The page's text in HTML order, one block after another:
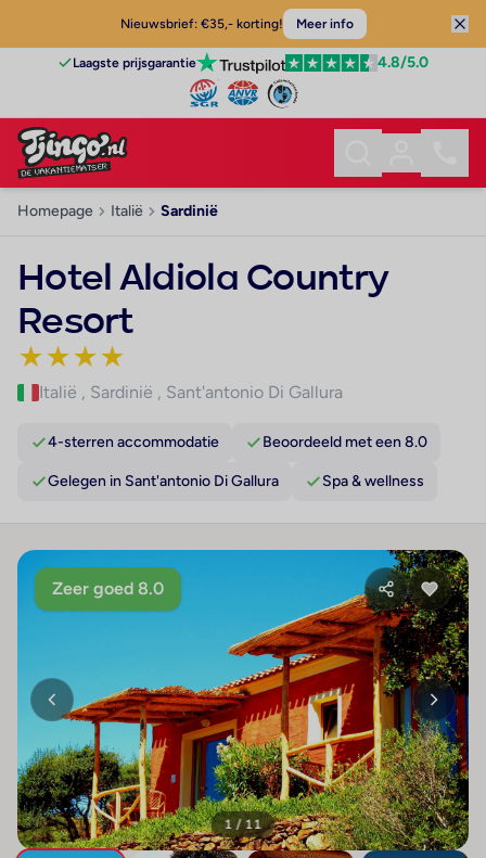
Nieuwsbrief: €35,- korting! Meer info
Laagste prijsgarantie 4.8/5.0
Homepage Italië Sardinië
Hotel Aldiola Country
Resort
★★★★
Italië , Sardinië , Sant'antonio Di Gallura
4-sterren accommodatie Beoordeeld met een 8.0
Gelegen in Sant'antonio Di Gallura Spa & wellness
Zeer goed 8.0
1 / 11